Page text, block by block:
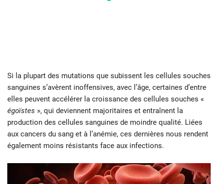
Si la plupart des mutations que subissent les cellules souches
sanguines s’avèrent inoffensives, avec l’âge, certaines d’entre
elles peuvent accélérer la croissance des cellules souches «
égoïstes », qui deviennent majoritaires et entraînent la
production des cellules sanguines de moindre qualité. Liées
aux cancers du sang et à l’anémie, ces dernières nous rendent
également moins résistants face aux infections.